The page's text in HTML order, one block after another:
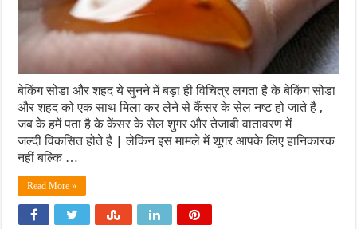
बेकिंग सोडा और शहद ये सुनने में बड़ा ही विचित्र लगता है के बेकिंग सोडा
और शहद को एक साथ मिला कर लेने से कैंसर के सेल नष्ट हो जाते है ,
जब के हमें पता है के केंसर के सेल शुगर और तेजाबी वातावरण में
जल्दी विकसित होते है | लेकिन इस मामले में शूगर आपके लिए हानिकारक
नहीं बल्कि …
Read More »